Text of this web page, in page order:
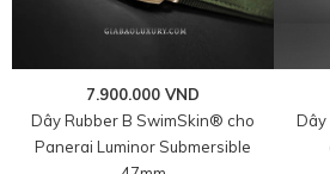
7.900.000 VND
Dây Rubber B SwimSkin® cho
Panerai Luminor Submersible
Dây